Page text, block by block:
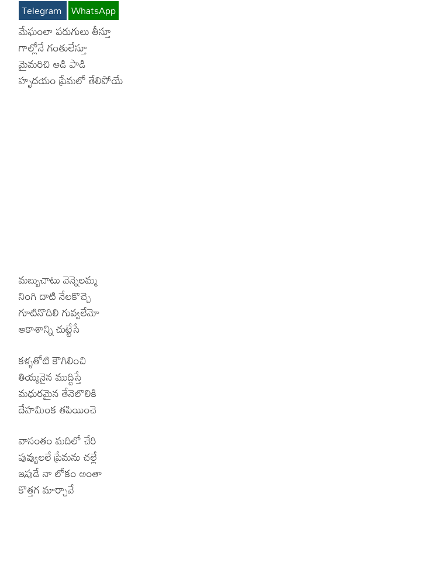
Telegram WhatsApp
మేఘంలా పరుగులు తీస్తూ
గాల్లోనే గంతులేస్తూ
మైమరిచి ఆడి పాడి
హృదయం ప్రేమలో తేలిపోయే
మబ్బుచాటు వెన్నెలమ్మ
నింగి దాటి నేలకొచ్చె
గూటినొదిలి గువ్వలేమో
ఆకాశాన్ని చుట్టేసే
కళ్ళతోటి కౌగిలించి
తియ్యనైన ముద్దిస్తే
మధురమైన తేనెలొలికి
దేహమింక తపియించె
వాసంతం మదిలో చేరి
పువ్వులలే ప్రేమను చల్లే
ఇపుడే నా లోకం అంతా
కొత్తగ మార్చావే